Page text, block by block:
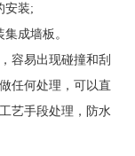
安装;
成墙板。
容易出现碰撞和刮
任何处理，可以直
艺手段处理，防水